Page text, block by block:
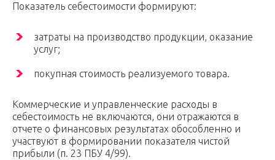
Показатель себестоимости формируют:
затраты на производство продукции, оказание
услуг;
покупная стоимость реализуемого товара.
Коммерческие и управленческие расходы в
себестоимость не включаются, они отражаются в
отчете о финансовых результатах обособленно и
участвуют в формировании показателя чистой
прибыли (п. 23 ПБУ 4/99).